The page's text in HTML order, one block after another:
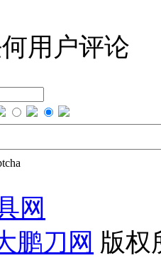
用户评论
网
鹏刀网 版权